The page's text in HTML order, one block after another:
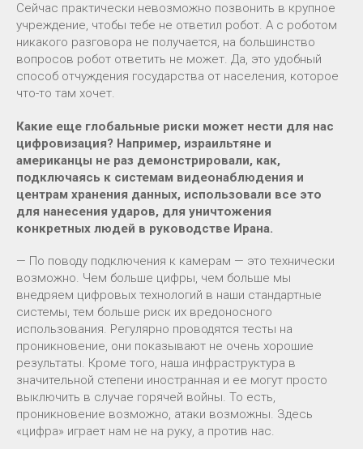
Сейчас практически невозможно позвонить в крупное
учреждение, чтобы тебе не ответил робот. А с роботом
никакого разговора не получается, на большинство
вопросов робот ответить не может. Да, это удобный
способ отчуждения государства от населения, которое
что-то там хочет.
Какие еще глобальные риски может нести для нас
цифровизация? Например, израильтяне и
американцы не раз демонстрировали, как,
подключаясь к системам видеонаблюдения и
центрам хранения данных, использовали все это
для нанесения ударов, для уничтожения
конкретных людей в руководстве Ирана.
— По поводу подключения к камерам — это технически
возможно. Чем больше цифры, чем больше мы
внедряем цифровых технологий в наши стандартные
системы, тем больше риск их вредоносного
использования. Регулярно проводятся тесты на
проникновение, они показывают не очень хорошие
результаты. Кроме того, наша инфраструктура в
значительной степени иностранная и ее могут просто
выключить в случае горячей войны. То есть,
проникновение возможно, атаки возможны. Здесь
«цифра» играет нам не на руку, а против нас.